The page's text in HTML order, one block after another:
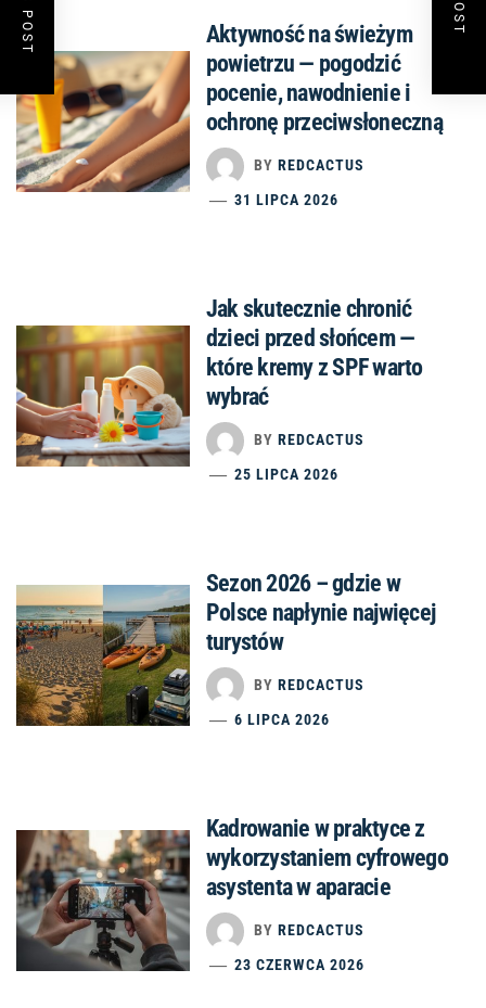
Aktywność na świeżym
powietrzu — pogodzić
pocenie, nawodnienie i
ochronę przeciwsłoneczną
BY REDCACTUS
31 LIPCA 2026
Jak skutecznie chronić
dzieci przed słońcem —
które kremy z SPF warto
wybrać
BY REDCACTUS
25 LIPCA 2026
Sezon 2026 – gdzie w
Polsce napłynie najwięcej
turystów
BY REDCACTUS
6 LIPCA 2026
Kadrowanie w praktyce z
wykorzystaniem cyfrowego
asystenta w aparacie
BY REDCACTUS
23 CZERWCA 2026